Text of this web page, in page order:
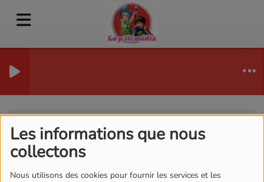
Les informations que nous
collectons
Nous utilisons des cookies pour fournir les services et les
Photos
Photos